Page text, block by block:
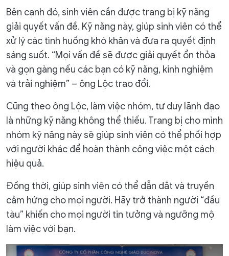
Bên cạnh đó, sinh viên cần được trang bị kỹ năng
giải quyết vấn đề. Kỹ năng này, giúp sinh viên có thể
xử lý các tình huống khó khăn và đưa ra quyết định
sáng suốt. “Mọi vấn đề sẽ được giải quyết ổn thỏa
và gọn gàng nếu các bạn có kỹ năng, kinh nghiệm
và trải nghiệm” – ông Lộc trao đổi.
Cũng theo ông Lộc, làm việc nhóm, tư duy lãnh đạo
là những kỹ năng không thể thiếu. Trang bị cho mình
nhóm kỹ năng này sẽ giúp sinh viên có thể phối hợp
với người khác để hoàn thành công việc một cách
hiệu quả.
Đồng thời, giúp sinh viên có thể dẫn dắt và truyền
cảm hứng cho mọi người. Hãy trở thành người “đầu
tàu” khiến cho mọi người tin tưởng và ngưỡng mộ
làm việc với bạn.